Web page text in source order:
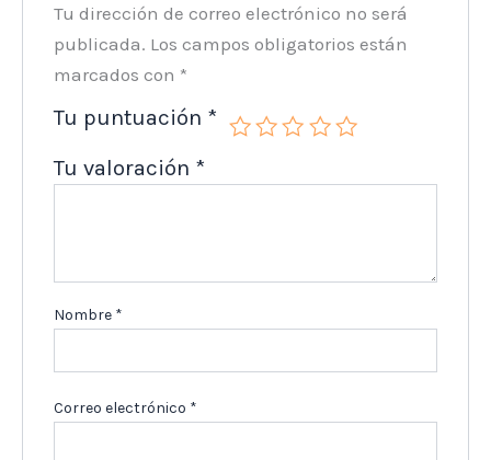
Tu dirección de correo electrónico no será
publicada. Los campos obligatorios están
marcados con *
Tu puntuación *
Tu valoración *
Nombre *
Correo electrónico *